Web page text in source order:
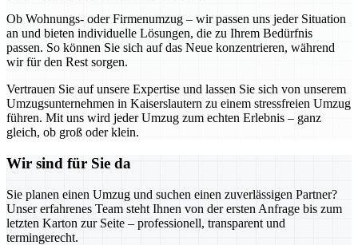
Ob Wohnungs- oder Firmenumzug – wir passen uns jeder Situation
an und bieten individuelle Lösungen, die zu Ihrem Bedürfnis
passen. So können Sie sich auf das Neue konzentrieren, während
wir für den Rest sorgen.
Vertrauen Sie auf unsere Expertise und lassen Sie sich von unserem
Umzugsunternehmen in Kaiserslautern zu einem stressfreien Umzug
führen. Mit uns wird jeder Umzug zum echten Erlebnis – ganz
gleich, ob groß oder klein.
Wir sind für Sie da
Sie planen einen Umzug und suchen einen zuverlässigen Partner?
Unser erfahrenes Team steht Ihnen von der ersten Anfrage bis zum
letzten Karton zur Seite – professionell, transparent und
termingerecht.